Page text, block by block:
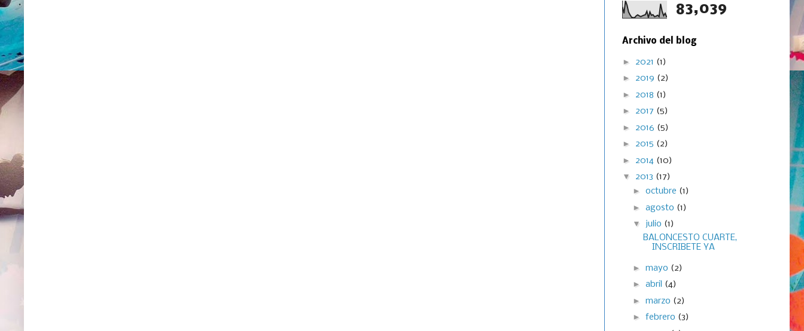
83,039
Archivo del blog
► 2021 (1)
► 2019 (2)
► 2018 (1)
► 2017 (5)
► 2016 (5)
► 2015 (2)
► 2014 (10)
▼ 2013 (17)
► octubre (1)
► agosto (1)
▼ julio (1)
BALONCESTO CUARTE,
INSCRIBETE YA
► mayo (2)
► abril (4)
► marzo (2)
► febrero (3)